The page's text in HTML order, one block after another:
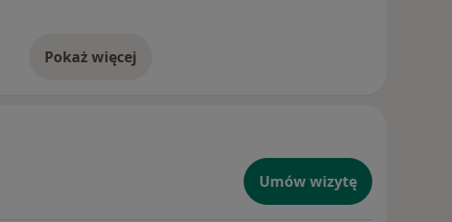
Pokaż więcejo doświadczeniu
Umów wizytę